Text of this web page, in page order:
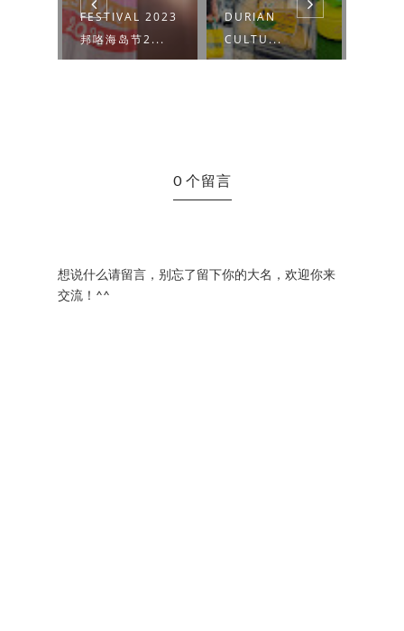
FESTIVAL 2023
邦咯海岛节2...
DURIAN
CULTU...
0 个留言
想说什么请留言，别忘了留下你的大名，欢迎你来
交流！^^